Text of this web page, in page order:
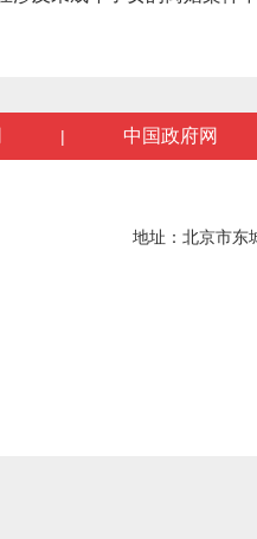
| 中国政府网
地址：北京市东